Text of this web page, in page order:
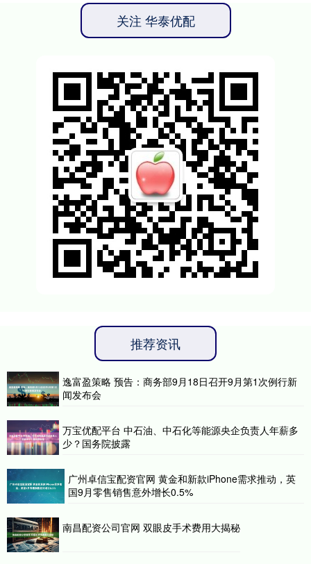
关注 华泰优配
推荐资讯
逸富盈策略 预告：商务部9月18日召开9月第1次例行新
闻发布会
万宝优配平台 中石油、中石化等能源央企负责人年薪多
少？国务院披露
广州卓信宝配资官网 黄金和新款iPhone需求推动，英
国9月零售销售意外增长0.5%
南昌配资公司官网 双眼皮手术费用大揭秘